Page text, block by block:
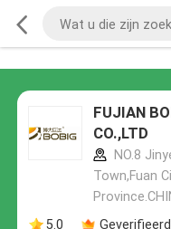
FUJIAN
CO.,LTD
NO.8
Town,Fuan
5.0